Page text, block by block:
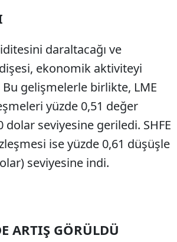
daraltacağı ve
ekonomik aktiviteyi
gelişmelerle birlikte, LME
yüzde 0,51 değer
seviyesine geriledi. SHFE
ise yüzde 0,61 düşüşle
seviyesine indi.
ARTIŞ GÖRÜLDÜ